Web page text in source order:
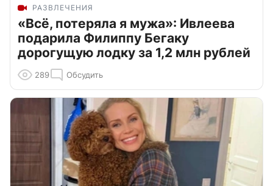
РАЗВЛЕЧЕНИЯ
«Всё, потеряла я мужа»: Ивлеева
подарила Филиппу Бегаку
дорогущую лодку за 1,2 млн рублей
289 Обсудить